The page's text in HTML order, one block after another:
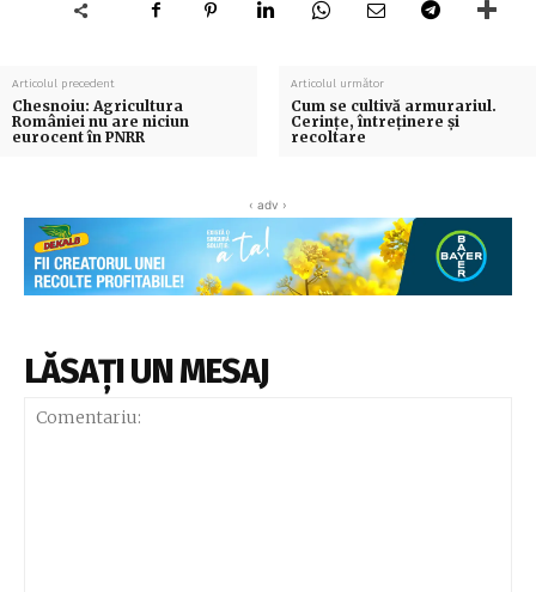
Articolul precedent
Chesnoiu: Agricultura
României nu are niciun
eurocent în PNRR
Articolul următor
Cum se cultivă armurariul.
Cerințe, întreținere și
recoltare
‹ adv ›
LĂSAȚI UN MESAJ